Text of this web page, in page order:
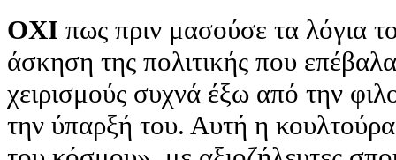
ΟΧΙ πως πριν μασούσε τα λόγια
άσκηση της πολιτικής που
χειρισμούς συχνά έξω από την
την ύπαρξή του. Αυτή η